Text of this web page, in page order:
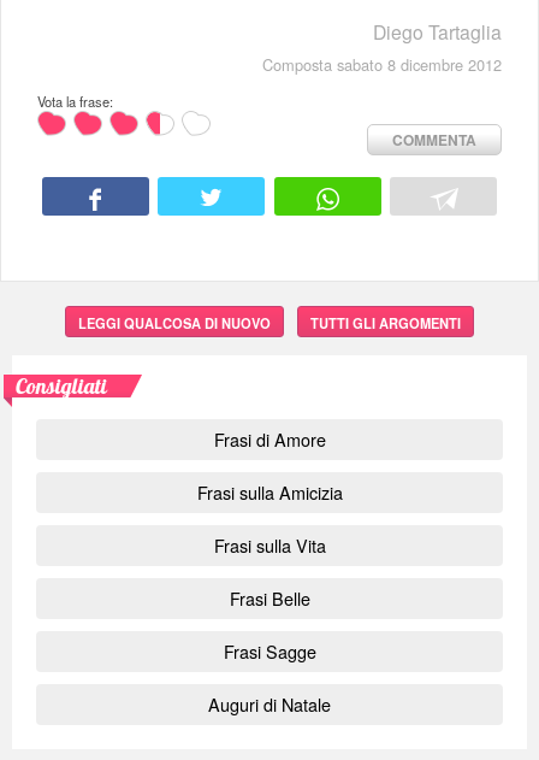
Diego Tartaglia
Composta sabato 8 dicembre 2012
Vota la frase:
COMMENTA
LEGGI QUALCOSA DI NUOVO TUTTI GLI ARGOMENTI
Consigliati
Frasi di Amore
Frasi sulla Amicizia
Frasi sulla Vita
Frasi Belle
Frasi Sagge
Auguri di Natale